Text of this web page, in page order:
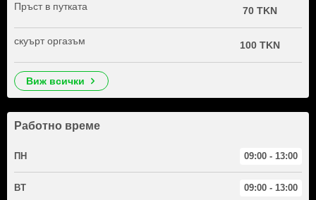
Пръст в путката 70 TKN
скуърт оргазъм 100 TKN
виж всички
Работно време
ПН 09:00 - 13:00
ВТ 09:00 - 13:00